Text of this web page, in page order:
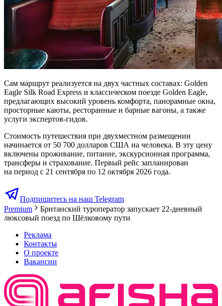
Сам маршрут реализуется на двух частных составах: Golden
Eagle Silk Road Express и классическом поезде Golden Eagle,
предлагающих высокий уровень комфорта, панорамные окна,
просторные каюты, ресторанные и барные вагоны, а также
услуги экспертов-гидов.
Стоимость путешествия при двухместном размещении
начинается от 50 700 долларов США на человека. В эту цену
включены проживание, питание, экскурсионная программа,
трансферы и страхование. Первый рейс запланирован
на период с 21 сентября по 12 октября 2026 года.
Подпишитесь на наш Telegram
Premium
Британский туроператор запускает 22-дневный
люксовый поезд по Шёлковому пути
Реклама
Контакты
О проекте
Вакансии